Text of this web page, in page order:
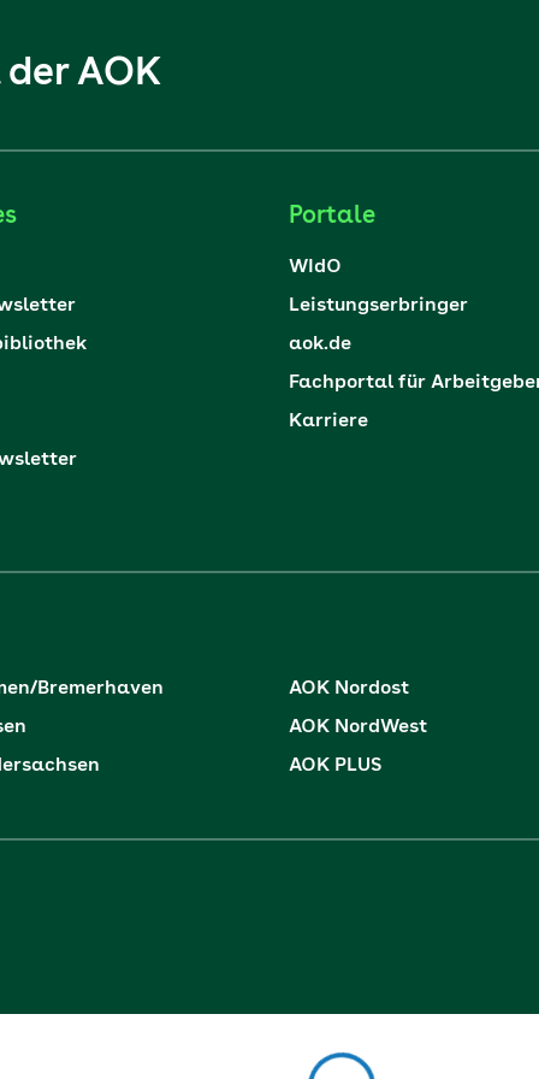
AOK
Portale
WIdO
Leistungserbringer
aok.de
Fachportal für
Karriere
Bremerhaven
AOK Nordost
AOK NordWest
AOK PLUS